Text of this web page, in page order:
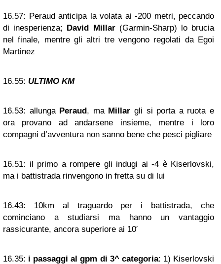
16.57: Peraud anticipa la volata ai -200 metri, peccando
di inesperienza; David Millar(Garmin-Sharp) lo brucia
nel finale, mentre gli altri tre vengono regolati da Egoi
Martinez
16.55: ULTIMO KM
16.53: allunga Peraud, ma Millar gli si porta a ruota e
ora provano ad andarsene insieme, mentre i loro
compagni d’avventura non sanno bene che pesci pigliare
16.51: il primo a rompere gli indugi ai -4 è Kiserlovski,
ma i battistrada rinvengono in fretta su di lui
16.43: 10km al traguardo per i battistrada, che
cominciano a studiarsi ma hanno un vantaggio
rassicurante, ancora superiore ai 10′
16.35: i passaggi al gpm di 3^ categoria: 1) Kiserlovski